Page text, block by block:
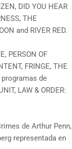
DID YOU HEAR
THE
and RIVER RED.
PERSON OF
FRINGE, THE
de
LAW & ORDER:
de Arthur Penn,
representada en